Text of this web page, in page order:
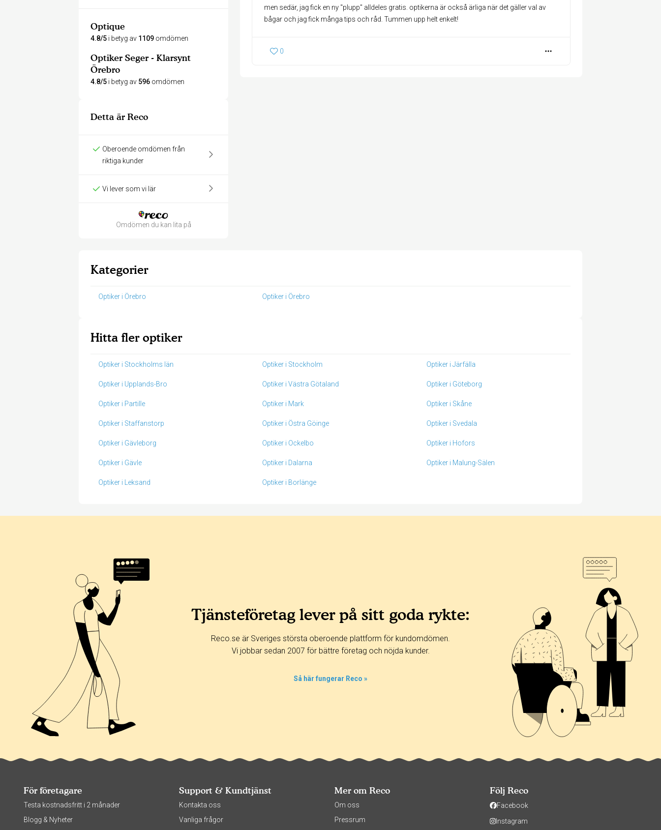
Optique
4.8/5 i betyg av 1109 omdömen
Optiker Seger - Klarsynt
Örebro
4.8/5 i betyg av 596 omdömen
Detta är Reco
Oberoende omdömen från
riktiga kunder
Vi lever som vi lär
Omdömen du kan lita på
men sedär, jag fick en ny "plupp" alldeles gratis. optikerna är också ärliga när det gäller val av
bågar och jag fick många tips och råd. Tummen upp helt enkelt!
0
Kategorier
Optiker i Örebro Optiker i Örebro
Hitta fler optiker
Optiker i Stockholms län Optiker i Stockholm Optiker i Järfälla
Optiker i Upplands-Bro Optiker i Västra Götaland Optiker i Göteborg
Optiker i Partille Optiker i Mark Optiker i Skåne
Optiker i Staffanstorp Optiker i Östra Göinge Optiker i Svedala
Optiker i Gävleborg Optiker i Ockelbo Optiker i Hofors
Optiker i Gävle Optiker i Dalarna Optiker i Malung-Sälen
Optiker i Leksand Optiker i Borlänge
365 dagar 90 dagar
30 dagar
Tjänsteföretag lever på sitt goda rykte:
Reco.se är Sveriges största oberoende plattform för kundomdömen.
Vi jobbar sedan 2007 för bättre företag och nöjda kunder.
Så här fungerar Reco »
För företagare
Testa kostnadsfritt i 2 månader
Blogg & Nyheter
Support & Kundtjänst
Kontakta oss
Vanliga frågor
Mer om Reco
Om oss
Pressrum
Följ Reco
Facebook
Instagram